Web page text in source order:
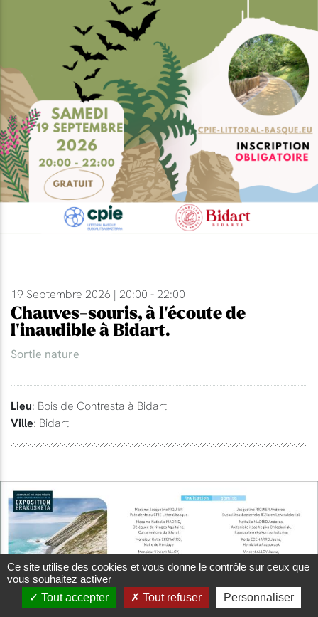
19 Septembre 2026 | 20:00 - 22:00
Chauves-souris, à l'écoute de
l'inaudible à Bidart.
Sortie nature
Lieu: Bois de Contresta à Bidart
Ville: Bidart
Ce site utilise des cookies et vous donne le contrôle sur ceux que
vous souhaitez activer
Tout accepter
Tout refuser Personnaliser